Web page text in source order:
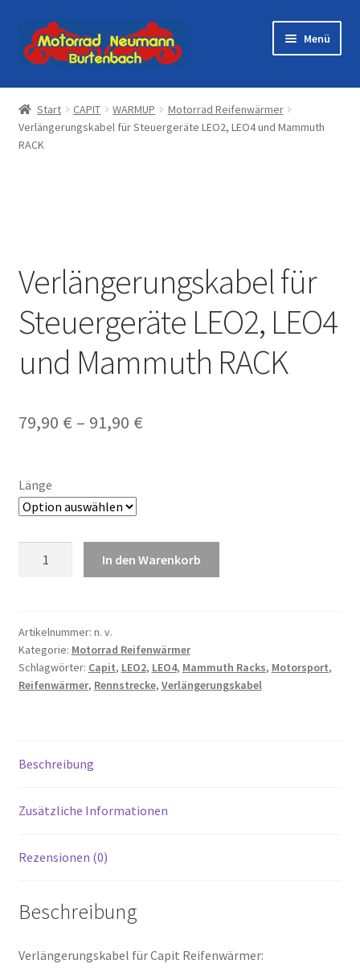
Zur
Navigation
springen
Zum
Inhalt
springen
Menü
Startseite
Shop
Galerie
Start CAPIT WARMUP
Motorrad Reifenwärmer
Verlängerungskabel für Steuergeräte LEO2, LEO4 und Mammuth
RACK
Verlängerungskabel für
Steuergeräte LEO2, LEO4
und Mammuth RACK
79,90 € – 91,90 €Preisspanne:
Länge
LEO4
und
Mammuth
RACK
In den Warenkorb
Artikelnummer: n. v.
Kategorie: Motorrad Reifenwärmer
Schlagwörter: Capit, LEO2, LEO4, Mammuth Racks, Motorsport,
Reifenwärmer, Rennstrecke, Verlängerungskabel
Beschreibung
Zusätzliche Informationen
Rezensionen (0)
Beschreibung
Verlängerungskabel für Capit Reifenwärmer: